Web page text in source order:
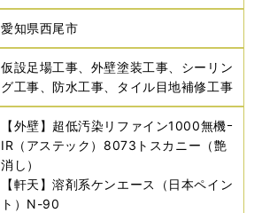
愛知県西尾市
仮設足場工事、外壁塗装工事、シーリン
グ工事、防水工事、タイル目地補修工事
【外壁】超低汚染リファイン1000無機ｰ
IR（アステック）8073トスカニー（艶
消し）
【軒天】溶剤系ケンエース（日本ペイン
ト）N-90